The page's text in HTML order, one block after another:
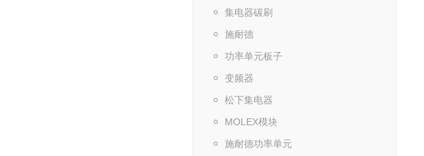
集电器碳刷
施耐德
功率单元板子
变频器
松下集电器
MOLEX模块
施耐德功率单元